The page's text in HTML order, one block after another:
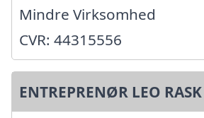
Mindre Virksomhed
CVR: 44315556
ENTREPRENØR LEO